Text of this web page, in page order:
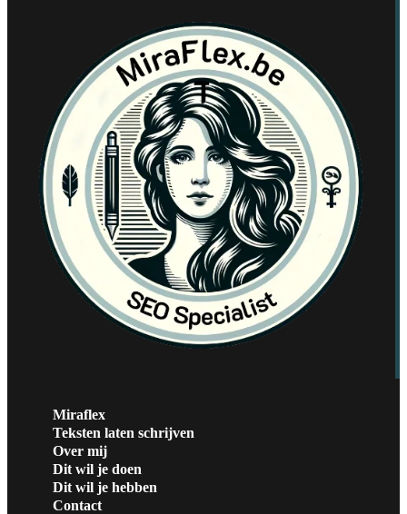
Miraflex
Teksten laten schrijven
Over mij
Dit wil je doen
Dit wil je hebben
Contact